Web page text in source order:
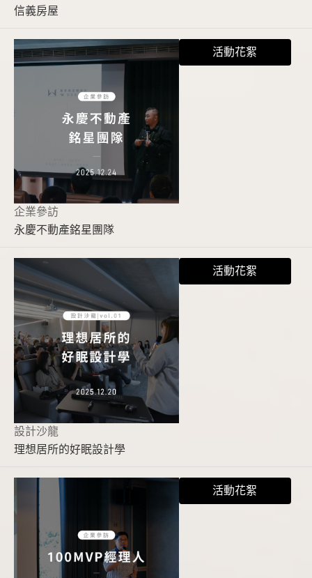
信義房屋
企業參訪
永慶不動產銘星團隊
活動花絮
設計沙龍
理想居所的好眠設計學
活動花絮
活動花絮